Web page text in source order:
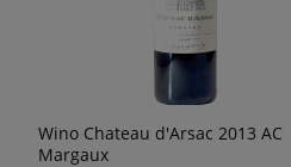
Wino Chateau d'Arsac 2013 AC
Margaux